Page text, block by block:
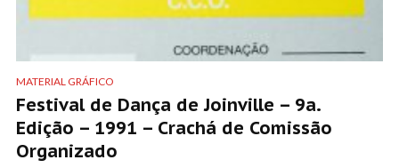
MATERIAL GRÁFICO
Festival de Dança de Joinville – 9a.
Edição – 1991 – Crachá de Comissão
Organizado